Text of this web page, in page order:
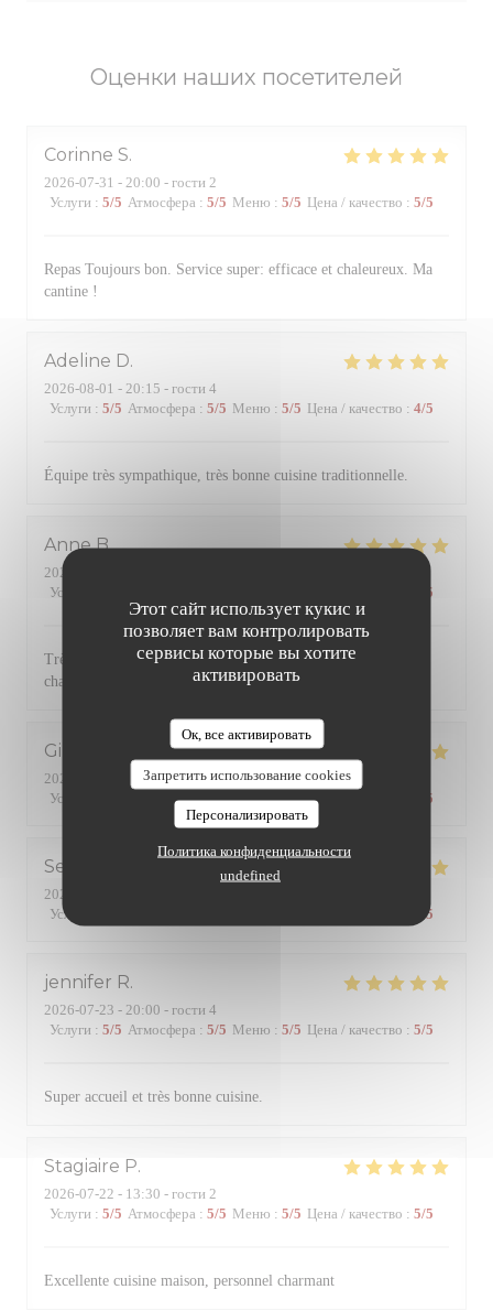
Этот сайт использует кукис и
позволяет вам контролировать
сервисы которые вы хотите
активировать
Ок, все активировать
Запретить использование cookies
Персонализировать
Политика конфиденциальности
undefined
Оценки наших посетителей
Corinne S
2026-07-31 - 20:00 - гости 2
Услуги : 5/5 Атмосфера : 5/5 Меню : 5/5 Цена / качество : 5/5
Repas Toujours bon. Service super: efficace et chaleureux. Ma
cantine !
Adeline D
2026-08-01 - 20:15 - гости 4
Услуги : 5/5 Атмосфера : 5/5 Меню : 5/5 Цена / качество : 4/5
Équipe très sympathique, très bonne cuisine traditionnelle.
Anne B
2026-07-31
Услуги
/5
Très bonne cuisine avec des produits de qualité. Service
chaleureux et efficace. Une référence dans le quartier
Gilles
2026-07-24
- 19:45 - гости 2
Услуги
Атмосфера: 5/5 Меню: 5/5 Цена / качество /5
Serge
2026-07-24
Услуги
/5
jennifer R
2026-07-23 - 20:00 - гости 4
Услуги : 5/5 Атмосфера : 5/5 Меню : 5/5 Цена / качество : 5/5
Super accueil et très bonne cuisine.
Stagiaire P
2026-07-22 - 13:30 - гости 2
Услуги : 5/5 Атмосфера : 5/5 Меню : 5/5 Цена / качество : 5/5
Excellente cuisine maison, personnel charmant